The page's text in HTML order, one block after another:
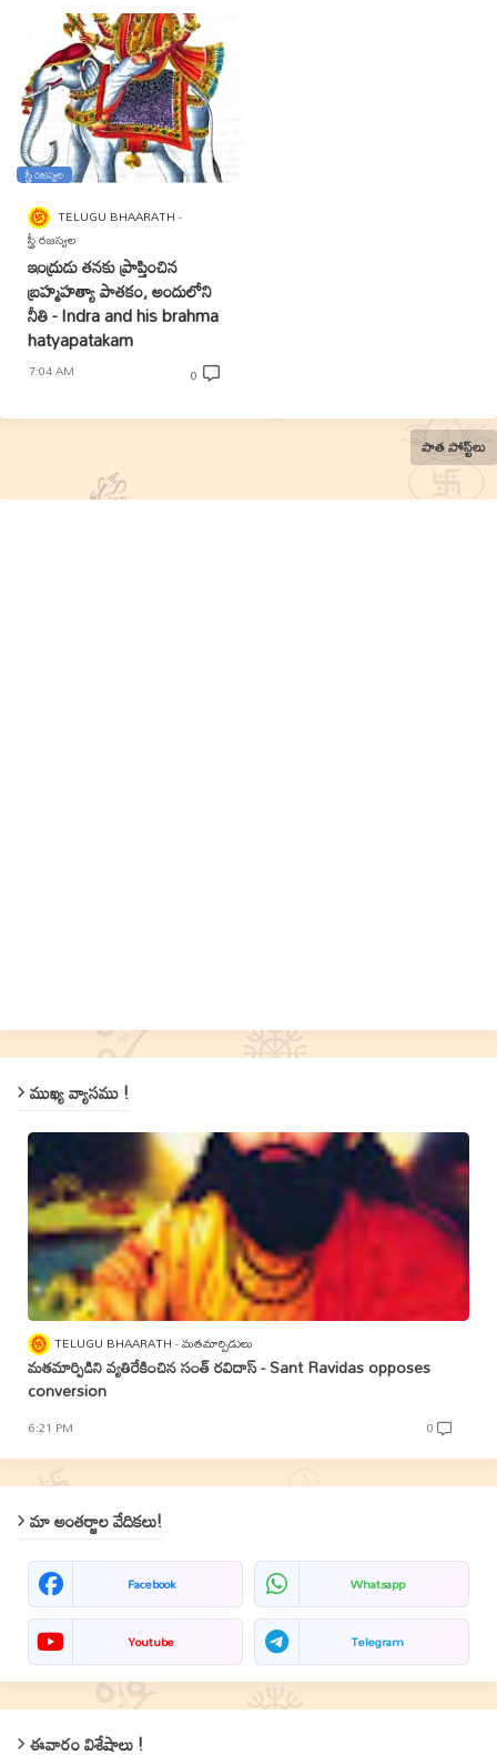
స్త్రీ రజస్వల
TELUGU BHAARATH
స్త్రీ రజస్వల
ఇంద్రుడు తనకు ప్రాప్తించిన
బ్రహ్మహత్యా పాతకం, అందులోని
నీతి - Indra and his brahma
hatyapatakam
7:04 AM 0
పాత పోస్ట్‌లు
ముఖ్య వ్యాసము !
TELUGU BHAARATH మతమార్పిడులు
మతమార్పిడిని వ్యతిరేకించిన సంత్‌ రవిదాస్‌ - Sant Ravidas opposes
conversion
6:21 PM 0
మా అంతర్జాల వేదికలు!
Facebook Whatsapp
Youtube Telegram
ఈవారం విశేషాలు !